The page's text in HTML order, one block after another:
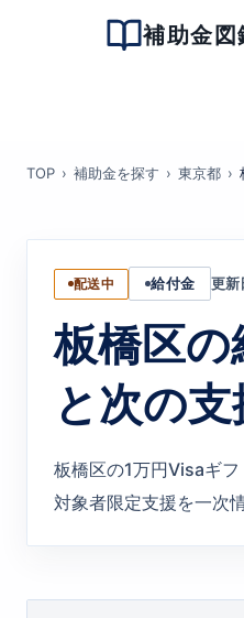
補助金図
TOP 補助金を探す 東京都
配送中 給付金 更
板橋区の
と次の支
板橋区の1万円Visaギ
対象者限定支援を一次